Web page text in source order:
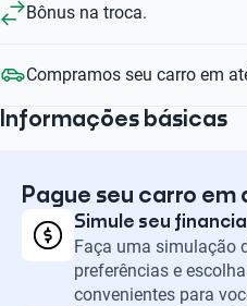
Bônus na troca.
Compramos seu carro em
Informações básicas
Pague seu carro em
Simule seu
Faça uma simulação
preferências e
convenientes para